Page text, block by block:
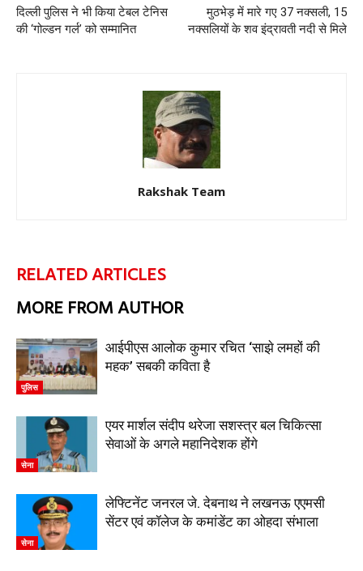
दिल्ली पुलिस ने भी किया टेबल टेनिस
की ‘गोल्डन गर्ल’ को सम्मानित
मुठभेड़ में मारे गए 37 नक्सली, 15
नक्सलियों के शव इंद्रावती नदी से मिले
Rakshak Team
RELATED ARTICLES
MORE FROM AUTHOR
पुलिस
आईपीएस आलोक कुमार रचित ‘साझे लमहों की
महक’ सबकी कविता है
सेना
एयर मार्शल संदीप थरेजा सशस्त्र बल चिकित्सा
सेवाओं के अगले महानिदेशक होंगे
सेना
लेफ्टिनेंट जनरल जे. देबनाथ ने लखनऊ एएमसी
सेंटर एवं कॉलेज के कमांडेंट का ओहदा संभाला